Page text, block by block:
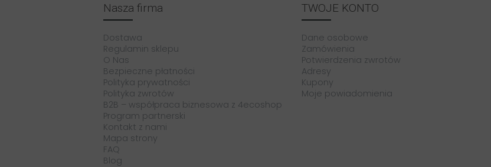
Nasza firma
Dostawa
Regulamin sklepu
O Nas
Bezpieczne płatności
Polityka prywatności
Polityka zwrotów
B2B – współpraca biznesowa z 4ecoshop
Program partnerski
Kontakt z nami
Mapa strony
FAQ
Blog
TWOJE KONTO
Dane osobowe
Zamówienia
Potwierdzenia zwrotów
Adresy
Kupony
Moje powiadomienia